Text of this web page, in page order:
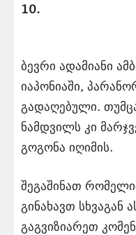
10.
ბევრი ადამიანი
იაპონიაში,
გადაღებული.
ნამდვილს კი
გოგონა იღიმის.
შეგაშინათ
გინახავთ სხვაგან
გაგვიზიარეთ